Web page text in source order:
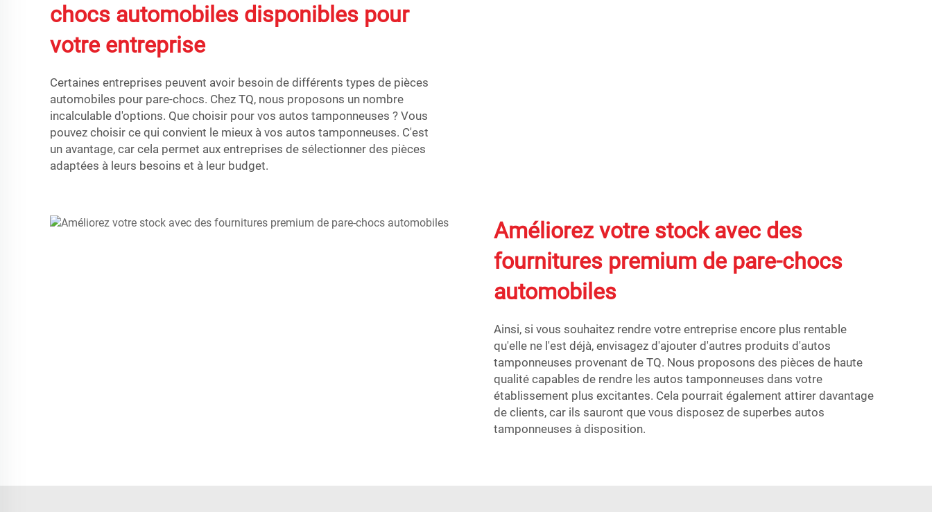
chocs automobiles disponibles pour
votre entreprise
Certaines entreprises peuvent avoir besoin de différents types de pièces
automobiles pour pare-chocs. Chez TQ, nous proposons un nombre
incalculable d'options. Que choisir pour vos autos tamponneuses ? Vous
pouvez choisir ce qui convient le mieux à vos autos tamponneuses. C'est
un avantage, car cela permet aux entreprises de sélectionner des pièces
adaptées à leurs besoins et à leur budget.
Améliorez votre stock avec des
fournitures premium de pare-chocs
automobiles
Ainsi, si vous souhaitez rendre votre entreprise encore plus rentable
qu'elle ne l'est déjà, envisagez d'ajouter d'autres produits d'autos
tamponneuses provenant de TQ. Nous proposons des pièces de haute
qualité capables de rendre les autos tamponneuses dans votre
établissement plus excitantes. Cela pourrait également attirer davantage
de clients, car ils sauront que vous disposez de superbes autos
tamponneuses à disposition.